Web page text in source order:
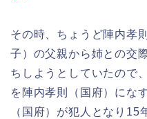
その時、ちょうど陣内孝
子）の父親から姉との交
ちしようとしていたので
を陣内孝則（国府）にな
（国府）が犯人となり15